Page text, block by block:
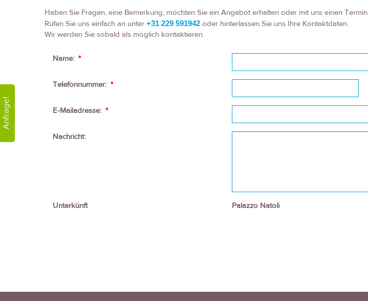
Anfrage!
Haben Sie Fragen, eine Bemerkung, möchten Sie ein Angebot erhalten oder mit uns einen
Rufen Sie uns einfach an unter +31 229 591942 oder hinterlassen Sie uns Ihre Kontaktdaten.
Wir werden Sie sobald als möglich kontaktieren.
Name: *
Telefonnummer: *
E-Mailadresse: *
Nachricht:
Unterkünft Palazzo Natoli